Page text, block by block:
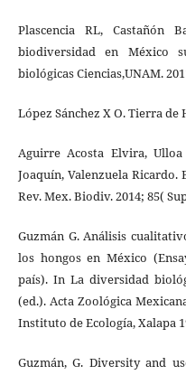
Plascencia RL, Castañón
biodiversidad en México
biológicas Ciencias,UNAM.
López Sánchez X O. Tierra de
Aguirre Acosta Elvira,
Joaquín, Valenzuela
Rev. Mex. Biodiv. 2014; 85(
Guzmán G. Análisis
los hongos en México
país). In La diversidad
(ed.). Acta Zoológica
Instituto de Ecología, Xalapa
Guzmán, G. Diversity and